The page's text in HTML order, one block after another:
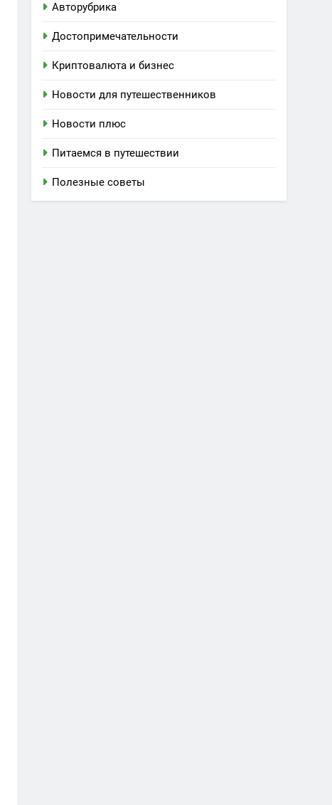
Авторубрика
Достопримечательности
Криптовалюта и бизнес
Новости для путешественников
Новости плюс
Питаемся в путешествии
Полезные советы